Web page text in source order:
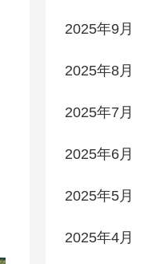
2025年9月
2025年8月
2025年7月
2025年6月
2025年5月
2025年4月